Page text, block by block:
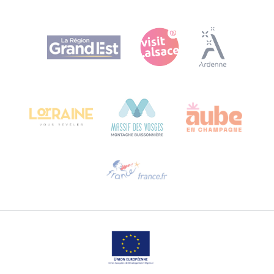
Agence Régionale du Tourisme Grand Est
Bureau de Colmar (sede operativa)
Contattaci per e-mail